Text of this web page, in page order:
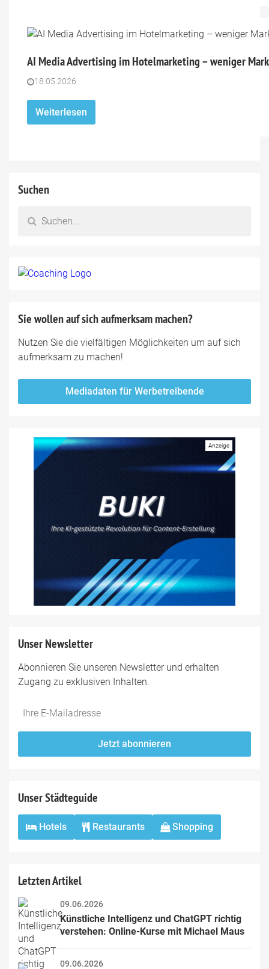
AI Media Advertising im Hotelmarketing – weniger
18.05.2026
Weiterlesen
Suchen
Sie wollen auf sich aufmerksam machen?
Nutzen Sie die vielfältigen Möglichkeiten um auf sich
aufmerksam zu machen!
Mediadaten für Werbetreibende
Unser Newsletter
Abonnieren Sie unseren Newsletter und erhalten
Zugang zu exklusiven Inhalten.
Do
fill
*Ihre
Mailadresse:
Jetzt abonnieren
Unser Städteguide
Hotels Restaurants Shopping
Letzten Artikel
09.06.2026
Künstliche Intelligenz und ChatGPT richtig
verstehen: Online-Kurse mit Michael Maus
09.06.2026